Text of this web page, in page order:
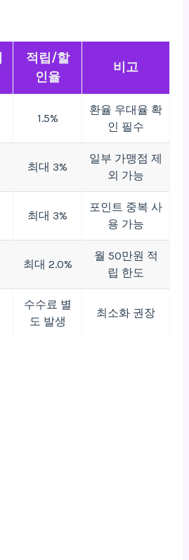
적립/할
인율
비고
1.5%
환율 우대율 확
인 필수
최대 3%
일부 가맹점 제
외 가능
최대 3%
포인트 중복 사
용 가능
최대 2.0%
월 50만원 적
립 한도
수수료 별
도 발생
최소화 권장